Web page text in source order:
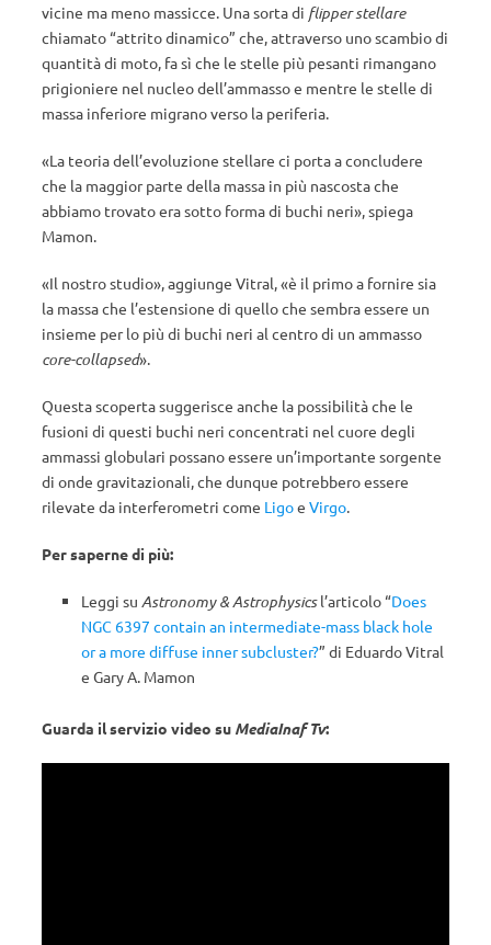
vicine ma meno massicce. Una sorta di flipper stellare
chiamato “attrito dinamico” che, attraverso uno scambio di
quantità di moto, fa sì che le stelle più pesanti rimangano
prigioniere nel nucleo dell’ammasso e mentre le stelle di
massa inferiore migrano verso la periferia.
«La teoria dell’evoluzione stellare ci porta a concludere
che la maggior parte della massa in più nascosta che
abbiamo trovato era sotto forma di buchi neri», spiega
Mamon.
«Il nostro studio», aggiunge Vitral, «è il primo a fornire sia
la massa che l’estensione di quello che sembra essere un
insieme per lo più di buchi neri al centro di un ammasso
core-collapsed».
Questa scoperta suggerisce anche la possibilità che le
fusioni di questi buchi neri concentrati nel cuore degli
ammassi globulari possano essere un’importante sorgente
di onde gravitazionali, che dunque potrebbero essere
rilevate da interferometri come Ligoe Virgo.
Per saperne di più:
Leggi su Astronomy & Astrophysicsl’articolo “Does
NGC 6397 contain an intermediate-mass black hole
or a more diffuse inner subcluster?” di Eduardo Vitral
e Gary A. Mamon
Guarda il servizio video su MediaInaf Tv: